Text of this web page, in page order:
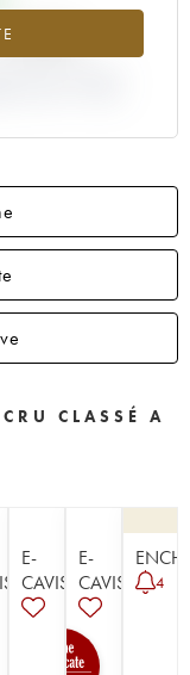
CLASSÉ A
E-
CAVISTE
E-
CAVISTE
4